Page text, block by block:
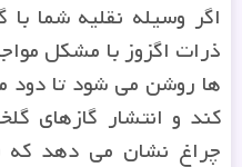
اگر وسیله نقلیه شما با
ذرات اگزوز با مشکل
ها روشن می شود تا
کند و انتشار گازهای
چراغ نشان می دهد که